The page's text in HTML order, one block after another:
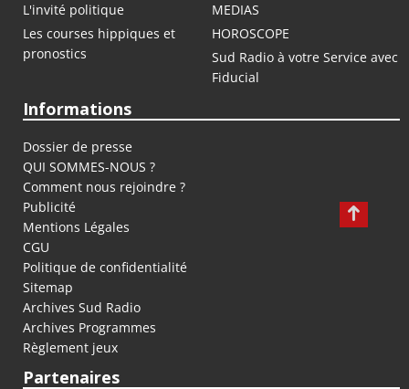
L'invité politique
MEDIAS
Les courses hippiques et
pronostics
HOROSCOPE
Sud Radio à votre Service avec
Fiducial
Informations
Dossier de presse
QUI SOMMES-NOUS ?
Comment nous rejoindre ?
Publicité
Mentions Légales
CGU
Politique de confidentialité
Sitemap
Archives Sud Radio
Archives Programmes
Règlement jeux
Partenaires